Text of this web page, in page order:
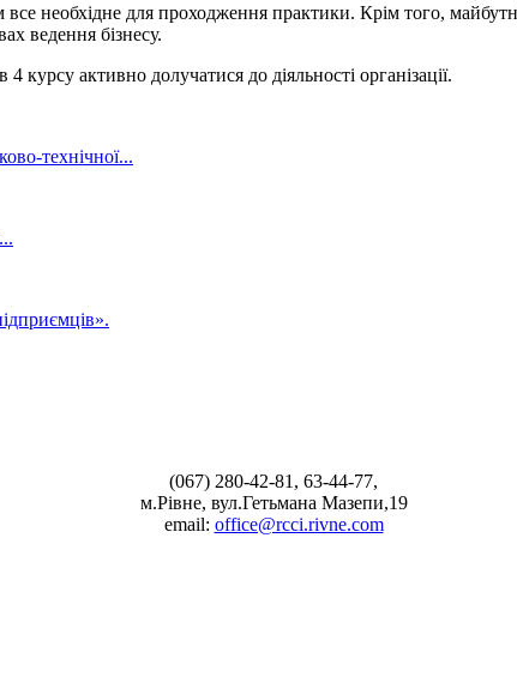
необхідне для проходження практики. Крім того,
ведення бізнесу.
активно долучатися до діяльності організації.
технічної...
(067) 280-42-81, 63-44-77,
м.Рівне, вул.Гетьмана Мазепи,19
email: office@rcci.rivne.com